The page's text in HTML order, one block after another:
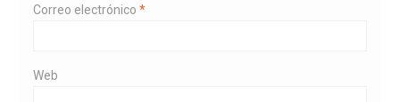
Correo electrónico *
Web